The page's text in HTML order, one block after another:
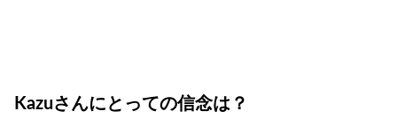
Kazuさんにとっての信念は？